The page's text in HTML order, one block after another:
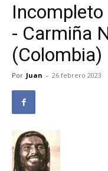
- Carmiña
(Colombia)
Por Juan - 26 febrero 2023